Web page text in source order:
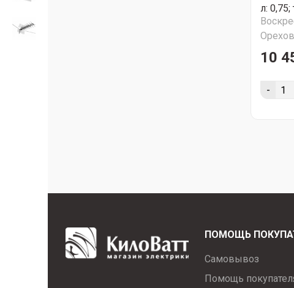
л:
10
-
ПОМОЩЬ
Самовывоз
Помощь